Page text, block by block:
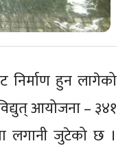
निर्माण हुन लागेको
आयोजना – ३४१
लगानी जुटेको छ ।